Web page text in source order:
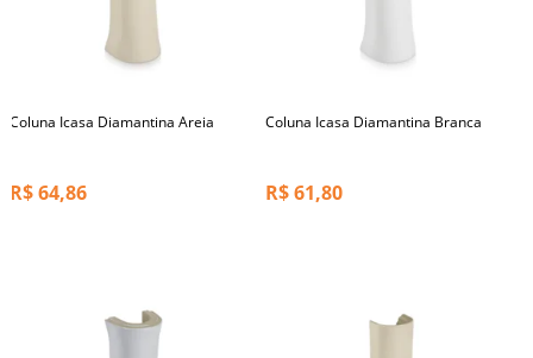
Coluna Icasa Diamantina Areia
R$64,86
Coluna Icasa Diamantina Branca
R$61,80